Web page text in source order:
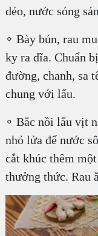
dẻo, nước sóng
∘ Bày bún, rau
ky ra dĩa. Chuẩn
đường, chanh, sa
chung với lẩu.
∘ Bắc nồi lẩu vịt
nhỏ lửa để nước
cắt khúc thêm
thưởng thức. Rau